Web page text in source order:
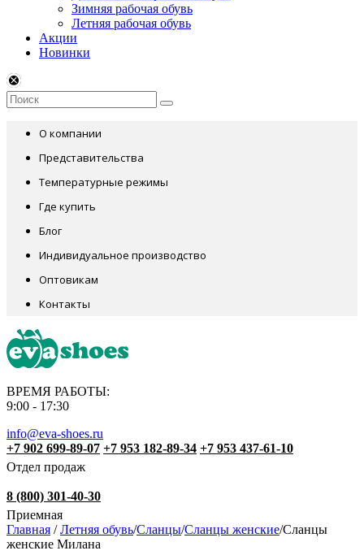
Зимняя рабочая обувь
Летняя рабочая обувь
Акции
Новинки
О компании
Представительства
Температурные режимы
Где купить
Блог
Индивидуальное производство
Оптовикам
Контакты
ВРЕМЯ РАБОТЫ:
9:00 - 17:30
info@eva-shoes.ru
+7 902 699-89-07 +7 953 182-89-34 +7 953 437-61-10
Отдел продаж
8 (800) 301-40-30
Приемная
Главная / Летняя обувь/Сланцы/Сланцы женские/Сланцы
женские Милана